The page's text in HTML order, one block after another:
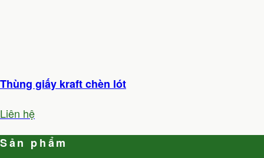
Thùng giấy kraft chèn lót
Liên hệ
Sản phẩm